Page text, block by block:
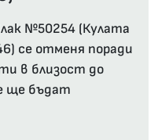
№50254 (Кулата
се отменя поради
в близост до
ще бъдат